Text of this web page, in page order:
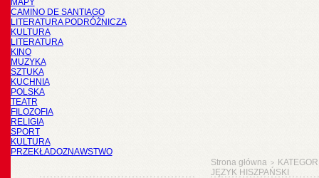
MAPY
CAMINO DE SANTIAGO
LITERATURA PODRÓŻNICZA
KULTURA
LITERATURA
KINO
MUZYKA
SZTUKA
KUCHNIA
POLSKA
TEATR
FILOZOFIA
RELIGIA
SPORT
KULTURA
PRZEKŁADOZNAWSTWO
Strona główna >
JĘZYK HISZPAŃSKI